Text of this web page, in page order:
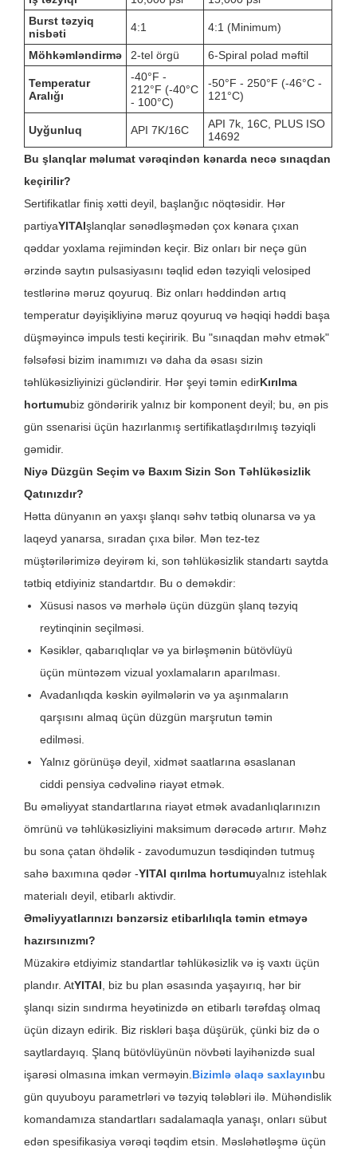
Burst təzyiq
nisbəti
4:1 4:1 (Minimum)
Möhkəmləndirmə 2-tel örgü 6-Spiral polad məftil
Temperatur
Aralığı
-40°F -
212°F (-40°C
- 100°C)
-50°F - 250°F (-46°C -
121°C)
Uyğunluq API 7K/16C
API 7k, 16C, PLUS ISO
14692
Bu şlanqlar məlumat vərəqindən kənarda necə sınaqdan
keçirilir?
Sertifikatlar finiş xətti deyil, başlanğıc nöqtəsidir. Hər
partiyaYITAIşlanqlar sənədləşmədən çox kənara çıxan
qəddar yoxlama rejimindən keçir. Biz onları bir neçə gün
ərzində saytın pulsasiyasını təqlid edən təzyiqli velosiped
testlərinə məruz qoyuruq. Biz onları həddindən artıq
temperatur dəyişikliyinə məruz qoyuruq və həqiqi həddi başa
düşməyincə impuls testi keçiririk. Bu "sınaqdan məhv etmək"
fəlsəfəsi bizim inamımızı və daha da əsası sizin
təhlükəsizliyinizi gücləndirir. Hər şeyi təmin edirKırılma
hortumubiz göndəririk yalnız bir komponent deyil; bu, ən pis
gün ssenarisi üçün hazırlanmış sertifikatlaşdırılmış təzyiqli
gəmidir.
Niyə Düzgün Seçim və Baxım Sizin Son Təhlükəsizlik
Qatınızdır?
Hətta dünyanın ən yaxşı şlanqı səhv tətbiq olunarsa və ya
laqeyd yanarsa, sıradan çıxa bilər. Mən tez-tez
müştərilərimizə deyirəm ki, son təhlükəsizlik standartı saytda
tətbiq etdiyiniz standartdır. Bu o deməkdir:
Xüsusi nasos və mərhələ üçün düzgün şlanq təzyiq
reytinqinin seçilməsi.
Kəsiklər, qabarıqlıqlar və ya birləşmənin bütövlüyü
üçün müntəzəm vizual yoxlamaların aparılması.
Avadanlıqda kəskin əyilmələrin və ya aşınmaların
qarşısını almaq üçün düzgün marşrutun təmin
edilməsi.
Yalnız görünüşə deyil, xidmət saatlarına əsaslanan
ciddi pensiya cədvəlinə riayət etmək.
Bu əməliyyat standartlarına riayət etmək avadanlıqlarınızın
ömrünü və təhlükəsizliyini maksimum dərəcədə artırır. Məhz
bu sona çatan öhdəlik - zavodumuzun təsdiqindən tutmuş
sahə baxımına qədər -YITAI qırılma hortumuyalnız istehlak
materialı deyil, etibarlı aktivdir.
Əməliyyatlarınızı bənzərsiz etibarlılıqla təmin etməyə
hazırsınızmı?
Müzakirə etdiyimiz standartlar təhlükəsizlik və iş vaxtı üçün
plandır. AtYITAI, biz bu plan əsasında yaşayırıq, hər bir
şlanqı sizin sındırma heyətinizdə ən etibarlı tərəfdaş olmaq
üçün dizayn edirik. Biz riskləri başa düşürük, çünki biz də o
saytlardayıq. Şlanq bütövlüyünün növbəti layihənizdə sual
işarəsi olmasına imkan verməyin.Bizimlə əlaqə saxlayınbu
gün quyuboyu parametrləri və təzyiq tələbləri ilə. Mühəndislik
komandamıza standartları sadalamaqla yanaşı, onları sübut
edən spesifikasiya vərəqi təqdim etsin. Məsləhətləşmə üçün